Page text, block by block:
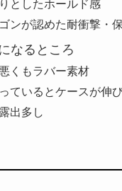
としたホールド感
ンが認めた耐衝撃・
なるところ
くもラバー素材
ているとケースが伸
出多し